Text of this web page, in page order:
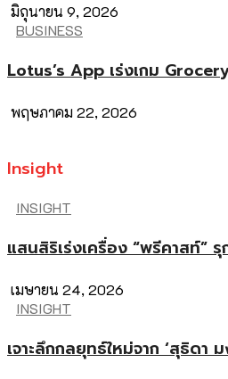
มิถุนายน 9, 2026
BUSINESS
Lotus’s App เร่งเกม
พฤษภาคม 22, 2026
Insight
INSIGHT
แสนสิริเร่งเครื่อง “พรีคาสท์” รุ
เมษายน 24, 2026
INSIGHT
เจาะลึกกลยุทธ์ใหม่จาก ‘สุธิดา